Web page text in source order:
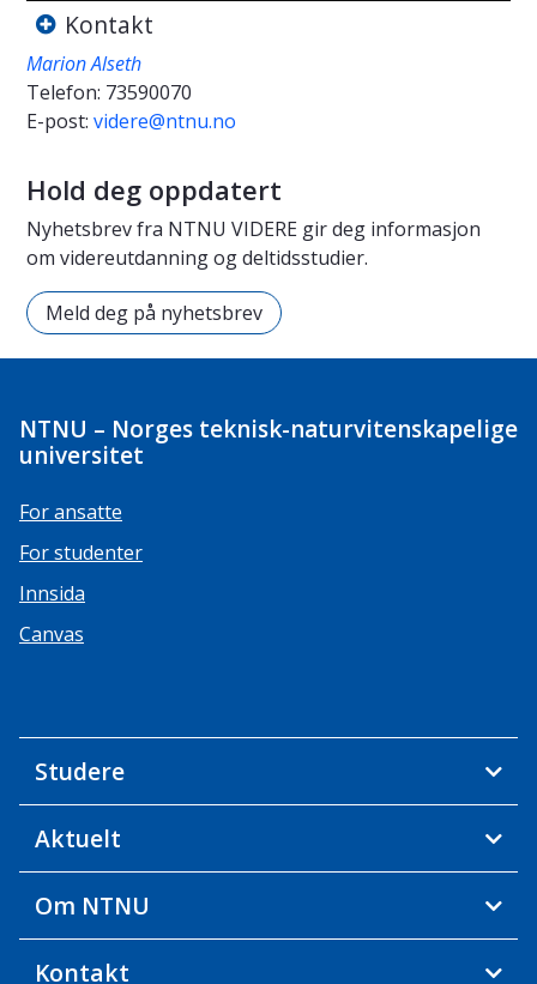
Kontakt
Marion Alseth
Telefon: 73590070
E-post: videre@ntnu.no
Hold deg oppdatert
Nyhetsbrev fra NTNU VIDERE gir deg informasjon
om videreutdanning og deltidsstudier.
Meld deg på nyhetsbrev
NTNU – Norges teknisk-naturvitenskapelige
universitet
For ansatte
For studenter
Innsida
Canvas
Studere
Aktuelt
Om NTNU
Kontakt